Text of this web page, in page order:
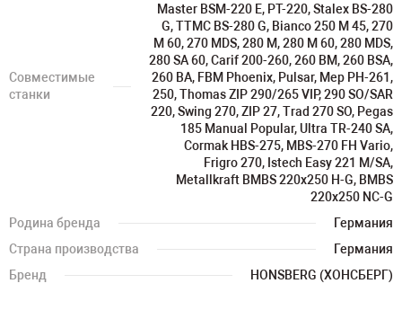
Совместимые
станки
Master BSM-220 E, PT-220, Stalex BS-280
G, TTMC BS-280 G, Bianco 250 M 45, 270
M 60, 270 MDS, 280 M, 280 M 60, 280 MDS,
280 SA 60, Carif 200-260, 260 BM, 260 BSA,
260 BA, FBM Phoenix, Pulsar, Mep PH-261,
250, Thomas ZIP 290/265 VIP, 290 SO/SAR
220, Swing 270, ZIP 27, Trad 270 SO, Pegas
185 Manual Popular, Ultra TR-240 SA,
Cormak HBS-275, MBS-270 FH Vario,
Frigro 270, Istech Easy 221 M/SA,
Metallkraft BMBS 220x250 H-G, BMBS
220x250 NC-G
Родина бренда
Германия
Страна производства
Германия
Бренд
HONSBERG (ХОНСБЕРГ)